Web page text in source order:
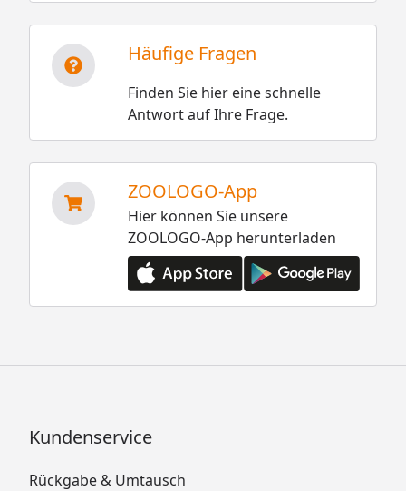
Häufige Fragen
Finden Sie hier eine schnelle
Antwort auf Ihre Frage.
ZOOLOGO-App
Hier können Sie unsere
ZOOLOGO-App herunterladen
Kundenservice
Rückgabe & Umtausch